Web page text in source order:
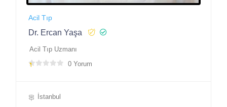
Acil Tıp
Dr. Ercan Yaşa
Acil Tıp Uzmanı
0 Yorum
İstanbul